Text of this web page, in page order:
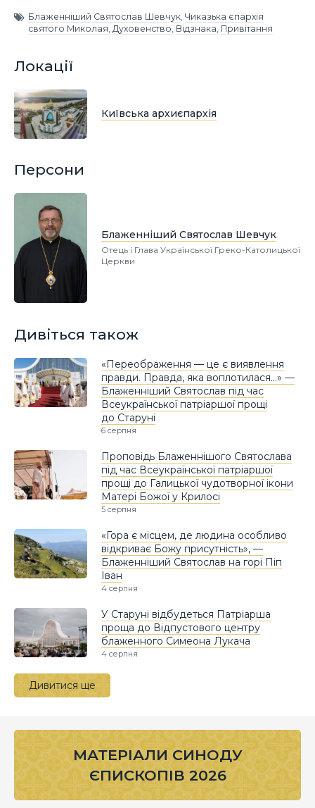
Блаженніший Святослав Шевчук, Чиказька єпархія
святого Миколая, Духовенство, Відзнака, Привітання
Локації
Київська архиєпархія
Персони
Блаженніший Святослав Шевчук
Отець і Глава Української Греко-Католицької
Церкви
Дивіться також
«Переображення — це є виявлення
правди. Правда, яка воплотилася…» —
Блаженніший Святослав під час
Всеукраїнської патріаршої прощі
до Старуні
6 серпня
Проповідь Блаженнішого Святослава
під час Всеукраїнської патріаршої
прощі до Галицької чудотворної ікони
Матері Божої у Крилосі
5 серпня
«Гора є місцем, де людина особливо
відкриває Божу присутність», —
Блаженніший Святослав на горі Піп
Іван
4 серпня
У Старуні відбудеться Патріарша
проща до Відпустового центру
блаженного Симеона Лукача
4 серпня
Дивитися ще
МАТЕРІАЛИ СИНОДУ
ЄПИСКОПІВ 2026